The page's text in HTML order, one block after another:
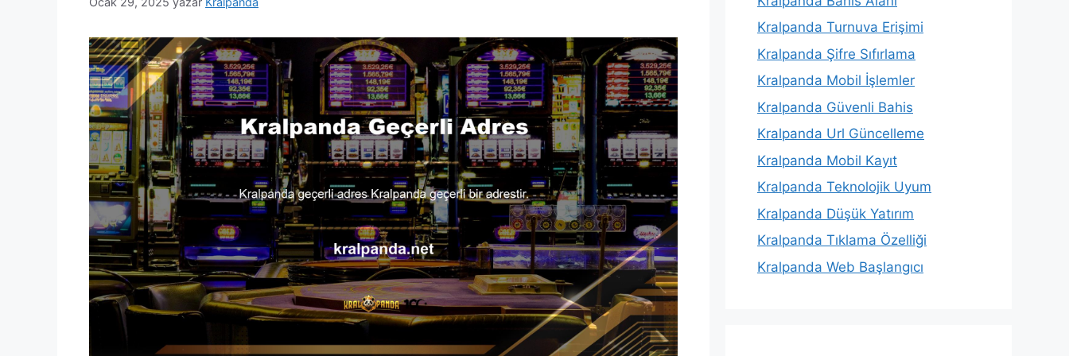
Kralpanda Turnuva Erişimi
Kralpanda Şifre Sıfırlama
Kralpanda Mobil İşlemler
Kralpanda Güvenli Bahis
Kralpanda Url Güncelleme
Kralpanda Mobil Kayıt
Kralpanda Teknolojik Uyum
Kralpanda Düşük Yatırım
Kralpanda Tıklama Özelliği
Kralpanda Web Başlangıcı